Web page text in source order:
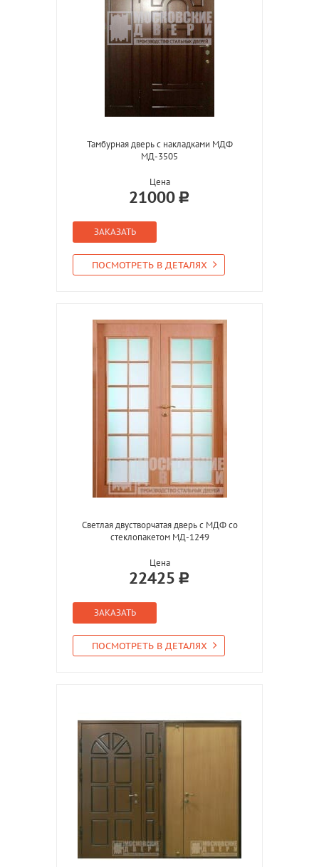
Тамбурная дверь с накладками МДФ
МД-3505
Цена
21000
ЗАКАЗАТЬ
ПОСМОТРЕТЬ В ДЕТАЛЯХ
Светлая двустворчатая дверь с МДФ со
стеклопакетом МД-1249
Цена
22425
ЗАКАЗАТЬ
ПОСМОТРЕТЬ В ДЕТАЛЯХ